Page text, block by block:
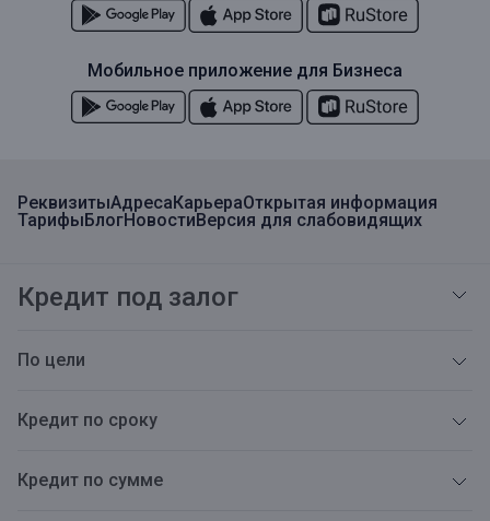
РеквизитыАдресаКарьераОткрытая информация
ТарифыБлогНовостиВерсия для слабовидящих
Кредит под залог
По цели
Кредит по сроку
Кредит по сумме
Мобильное приложение для Бизнеса